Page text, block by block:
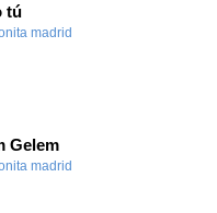
tú
madrid
Gelem
madrid